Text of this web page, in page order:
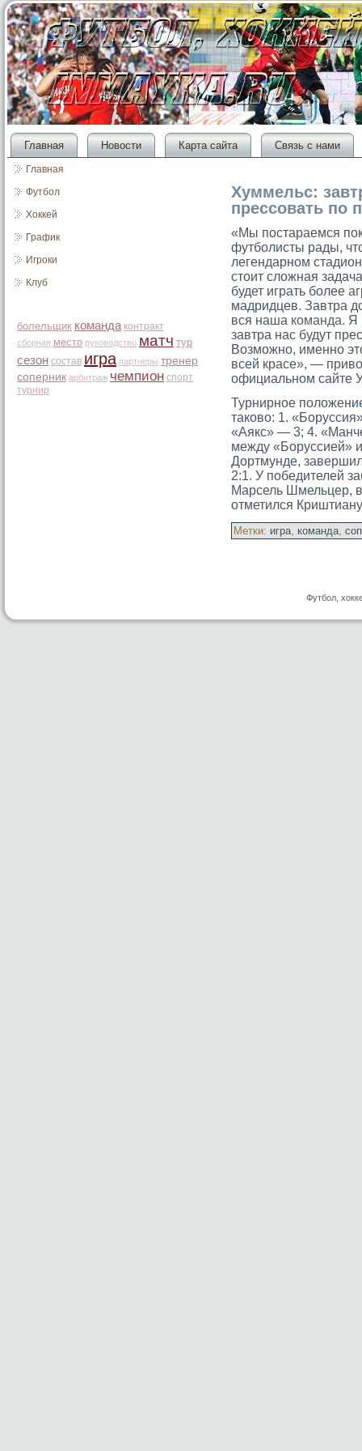
Главная Новости Карта сайта Связь с нами
Главная
Футбол
Хоккей
График
Игроки
Клуб
болельщик команда контракт
сборная место руководство матч тур
сезон состав игра партнеры тренер
соперник арбитраж чемпион спорт
турнир
Хуммельс:
прессовать по
«Мы постараемся
футболисты рады,
легендарном
стоит сложная
будет играть более
мадридцев. Завтра
вся наша команда. Я
завтра нас будут
Возможно, именно
всей красе», —
официальном сайте
Турнирное
таково: 1.
«Аякс» — 3; 4.
между «Боруссией»
Дортмунде,
2:1. У победителей
Марсель Шмельцер,
отметился
Метки: игра, команда,
Футбол,